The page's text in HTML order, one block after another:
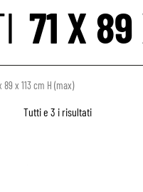
71 X
x 113 cm H (max)
Tutti e 3 i risultati